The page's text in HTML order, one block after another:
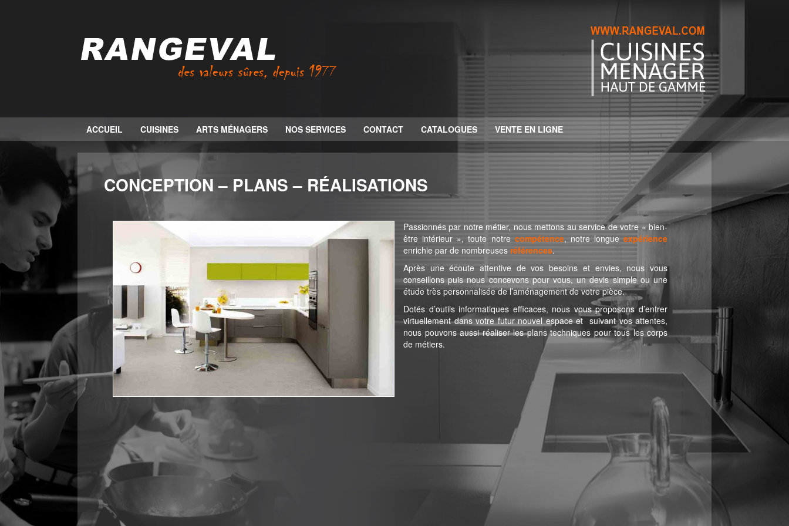
ACCUEIL CUISINES ARTS MÉNAGERS NOS SERVICES CONTACT CATALOGUES VENTE EN LIGNE
CONCEPTION – PLANS – RÉALISATIONS
Passionnés par notre métier, nous mettons au service de votre « bien-
être intérieur », toute notre compétence, notre longue expérience
enrichie par de nombreuses références.
Après une écoute attentive de vos besoins et envies, nous vous
conseillons puis nous concevons pour vous, un devis simple ou une
étude très personnalisée de l’aménagement de votre pièce.
Dotés d’outils informatiques efficaces, nous vous proposons d’entrer
virtuellement dans votre futur nouvel espace et suivant vos attentes,
nous pouvons aussi réaliser les plans techniques pour tous les corps
de métiers.